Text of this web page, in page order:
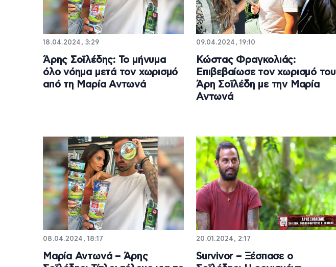
18.04.2024, 3:29
Άρης Σοϊλέδης: Το μήνυμα
όλο νόημα μετά τον χωρισμό
από τη Μαρία Αντωνά
09.04.2024, 19:10
Κώστας Φραγκολιάς:
Επιβεβαίωσε τον χωρισμό του
Άρη Σοϊλέδη με την Μαρία
Αντωνά
08.04.2024, 18:17
Μαρία Αντωνά – Άρης
20.01.2024, 2:17
Survivor – Ξέσπασε ο